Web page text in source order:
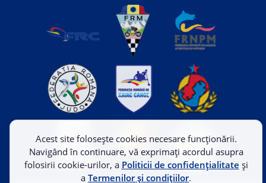
Acest site folosește cookies necesare funcționării.
Navigând în continuare, vă exprimați acordul asupra
folosirii cookie-urilor, a Politicii de confidențialitate și
a Termenilor și condițiilor.